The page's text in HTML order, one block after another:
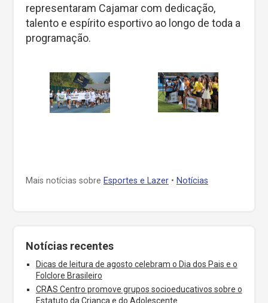
representaram Cajamar com dedicação,
talento e espírito esportivo ao longo de toda a
programação.
Mais notícias sobre Esportes e Lazer • Notícias
Notícias recentes
Dicas de leitura de agosto celebram o Dia dos Pais e o
Folclore Brasileiro
CRAS Centro promove grupos socioeducativos sobre o
Estatuto da Criança e do Adolescente